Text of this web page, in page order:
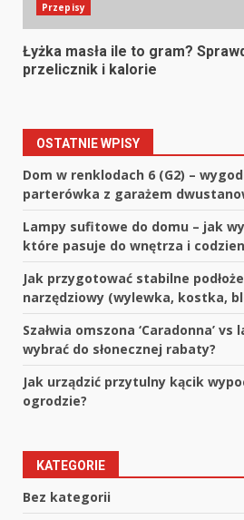
Przepisy
Łyżka masła ile to gram?
przelicznik i kalorie
OSTATNIE WPISY
Dom w renklodach 6 (G2) –
parterówka z garażem
Lampy sufitowe do domu – jak
które pasuje do wnętrza i
Jak przygotować stabilne
narzędziowy (wylewka, kostka,
Szałwia omszona ‘Caradonna’
wybrać do słonecznej rabaty?
Jak urządzić przytulny kącik
ogrodzie?
KATEGORIE
Bez kategorii